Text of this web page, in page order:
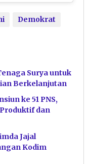
Demokrat
Surya untuk
Berkelanjutan
ke 51 PNS,
dan
Jajal
Kodim